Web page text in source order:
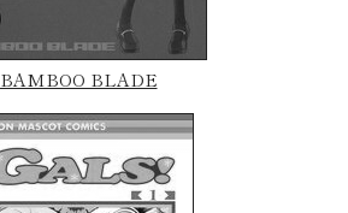
BAMBOO BLADE